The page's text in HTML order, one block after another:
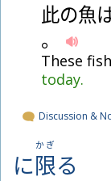
此の魚
。
These
today.
Discussion &
に限
かぎ
る